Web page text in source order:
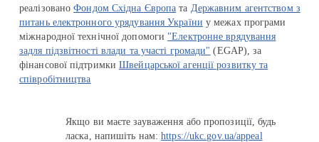
реалізованоФондом Східна Європа та Державним агентством з
питань електронного урядування України у межах програми
міжнародної технічної допомоги "Електронне врядування
задля підзвітності влади та участі громади" (EGAP), за
фінансової підтримкиШвейцарської агенції розвитку та
співробітництва
Якщо ви маєте зауваження або пропозиції, будь
ласка, напишіть нам:https://ukc.gov.ua/appeal